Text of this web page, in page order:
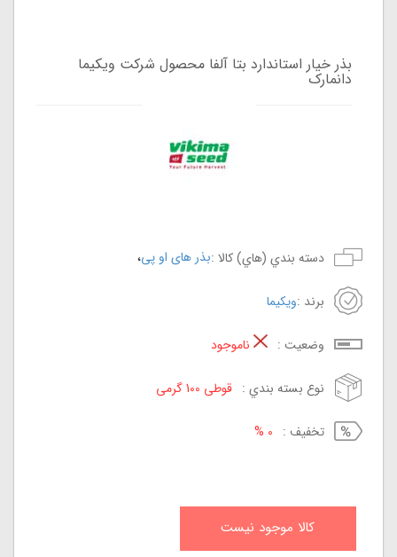
بذر خیار استاندارد بتا آلفا محصول شرکت ویکیما
دانمارک
دسته بندي (هاي) کالا :بذر های او پی،
برند :ویکیما
وضعيت : ناموجود
نوع بسته بندي : قوطی 100 گرمی
تخفيف : 0 %
کالا موجود نيست